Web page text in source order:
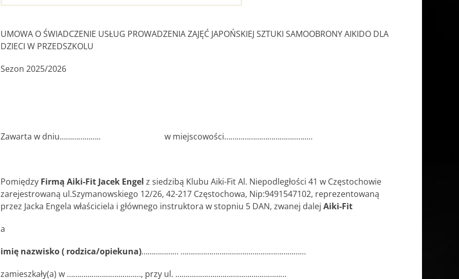
UMOWA O ŚWIADCZENIE USŁUG PROWADZENIA ZAJĘĆ JAPOŃSKIEJ SZTUKI SAMOOBRONY AIKIDO DLA
DZIECI W PRZEDSZKOLU
Sezon 2025/2026
Zawarta w dniu……………….. w miejscowości……………………………..…..…
Pomiędzy Firmą Aiki-Fit Jacek Engel z siedzibą Klubu Aiki-Fit Al. Niepodległości 41 w Częstochowie
zarejestrowaną ul.Szymanowskiego 12/26, 42-217 Częstochowa, Nip:9491547102, reprezentowaną
przez Jacka Engela właściciela i głównego instruktora w stopniu 5 DAN, zwanej dalej Aiki-Fit
a
imię nazwisko ( rodzica/opiekuna)……………… …………………….………………………………
zamieszkały(a) w ………………………………, przy ul. ………………………………………………